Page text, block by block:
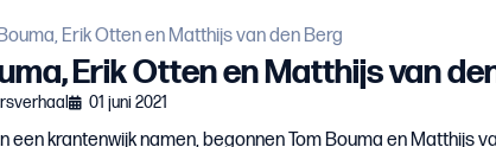
Erik Otten en Matthijs van den Berg
Erik Otten en Matthijs van
01 juni 2021
een krantenwijk namen, begonnen Tom Bouma en Matthijs